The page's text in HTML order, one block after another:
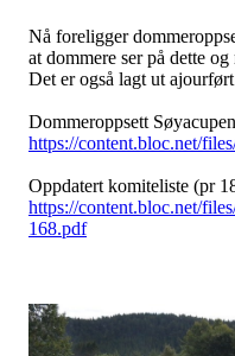
Nå foreligger
at dommere ser på dette
Det er også lagt ut
Dommeroppsett
https://content.bloc.net/
Oppdatert komiteliste (pr
https://content.bloc.net/
168.pdf